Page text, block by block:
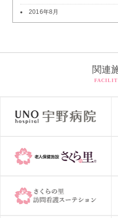
2016年8月
関連